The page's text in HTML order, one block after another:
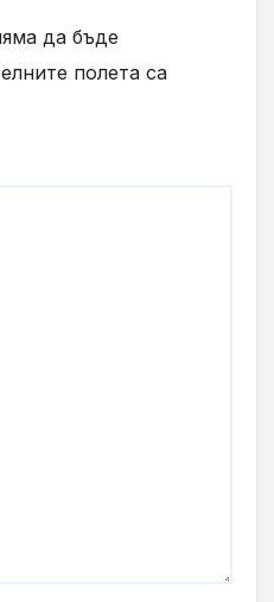
да бъде
полета са